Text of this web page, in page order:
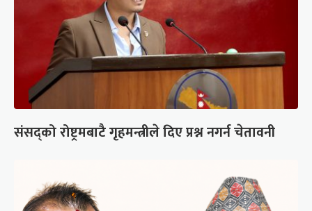
संसद्को रोष्ट्रमबाटै गृहमन्त्रीले दिए प्रश्न नगर्न चेतावनी